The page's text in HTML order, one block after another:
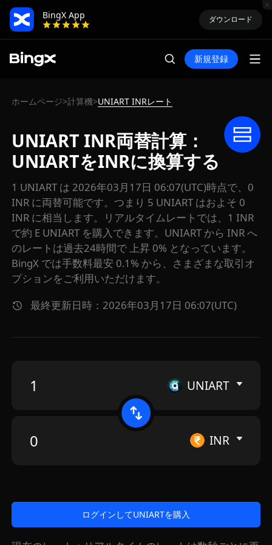
BingX App
ダウンロード
新規登録
ホームページ>計算機>UNIART INRレート
UNIART INR両替計算：
UNIARTをINRに換算する
1 UNIART は 2026年03月17日 06:07(UTC)時点で、0
INR に両替可能です。つまり 5 UNIART はおよそ 0
INR に相当します。リアルタイムレートでは、1 INR
で約 E UNIART を購入できます。UNIART から INR へ
のレートは過去24時間で 上昇 0% となっています。
BingX では手数料最安 0.1% から、さまざまな取引オ
プションをご利用いただけます。
最終更新日時：2026年03月17日 06:07(UTC)
UNIART
INR
ログインしてUNIARTを購入